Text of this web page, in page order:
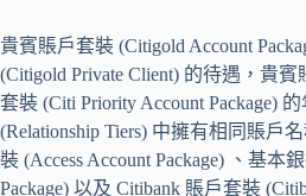
貴賓賬戶套裝 (Citigold Account
(Citigold Private Client) 的待遇，貴
套裝 (Citi Priority Account Package)
(Relationship Tiers) 中擁有相同賬戶
裝 (Access Account Package) 、基本
Package) 以及 Citibank 賬戶套裝